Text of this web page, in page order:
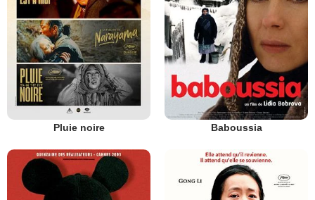
Pluie noire Baboussia